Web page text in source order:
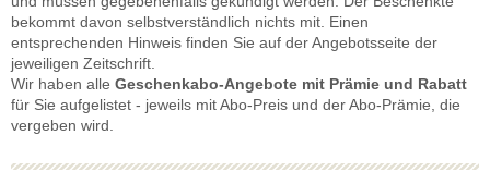
bekommt davon selbstverständlich nichts mit. Einen
entsprechenden Hinweis finden Sie auf der Angebotsseite der
jeweiligen Zeitschrift.
Wir haben alle Geschenkabo-Angebote mit Prämie und Rabatt
für Sie aufgelistet - jeweils mit Abo-Preis und der Abo-Prämie, die
vergeben wird.